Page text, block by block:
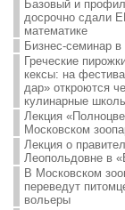
Базовый и
досрочно сдали
математике
Бизнес-семинар
Греческие
кексы: на
дар» откроются
кулинарные
Лекция
Московском
Лекция о
Леопольдовне в
В Московском
переведут
вольеры